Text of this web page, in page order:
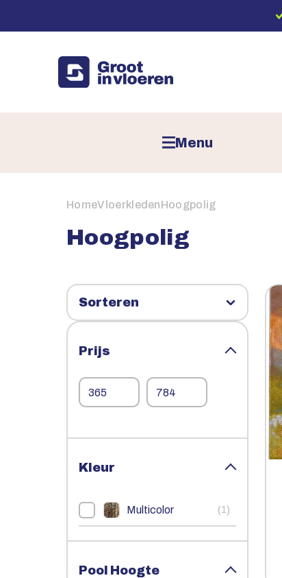
Menu
HomeVloerkledenHoogpolig
Hoogpolig
Prijs
Kleur
Multicolor (1)
Pool Hoogte